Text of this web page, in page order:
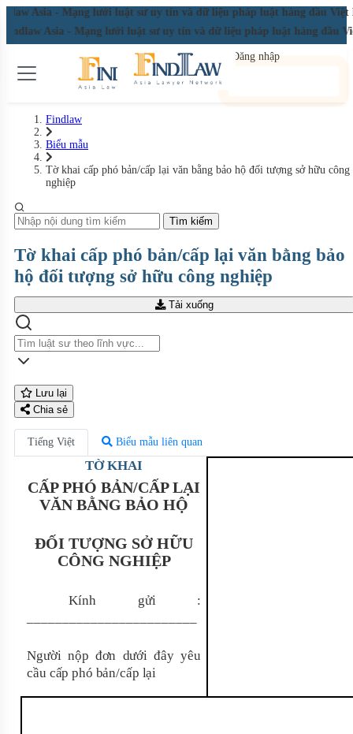
Asia - Mạng lưới luật sư uy tín và dữ liệu pháp luật hàng đầu Việt
Asia - Mạng lưới luật sư uy tín và dữ liệu pháp luật hàng đầu
Đăng nhập
Findlaw
Biểu mẫu
Tờ khai cấp phó bản/cấp lại văn bằng bảo hộ đối tượng sở hữu công
nghiệp
Tìm kiếm
Tờ khai cấp phó bản/cấp lại văn bằng bảo
hộ đối tượng sở hữu công nghiệp
Tải xuống
Lưu lại
Chia sẻ
Tiếng Việt Biểu mẫu liên quan
TỜ KHAI
CẤP PHÓ BẢN/CẤP LẠI
VĂN BẰNG BẢO HỘ
ĐỐI TƯỢNG SỞ HỮU
CÔNG NGHIỆP
Kính gửi :
Người nộp đơn dưới đây yêu
cầu cấp phó bản/cấp lại